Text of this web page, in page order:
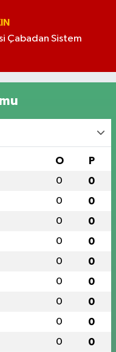
Çabadan Sistem
O P
0 0
0 0
0 0
0 0
0 0
0 0
0 0
0 0
0 0